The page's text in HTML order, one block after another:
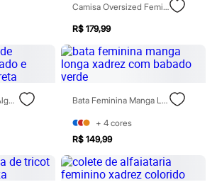
Camisa Oversized Feminina Manga Longa Xadrez Mindset Vinho
R$ 179,99
Blusa Feminina De Algodão Com Babado E Bordado Xadrez Preta Bata Feminina Manga Longa Xadrez Com Babado Verde
+ 4 cores
R$ 149,99